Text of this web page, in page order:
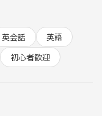
英会話
英語
初心者歓迎